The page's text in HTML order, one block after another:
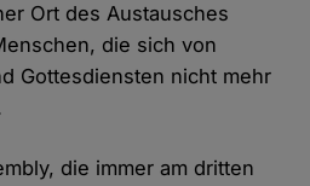
Ort des Austausches
die sich von
Gottesdiensten nicht mehr
die immer am dritten